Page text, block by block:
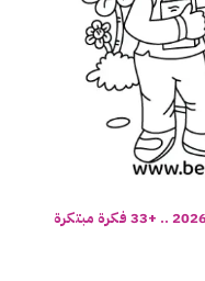
للاطفال بالصور 2026 .. +33 فكرة مبتكرة